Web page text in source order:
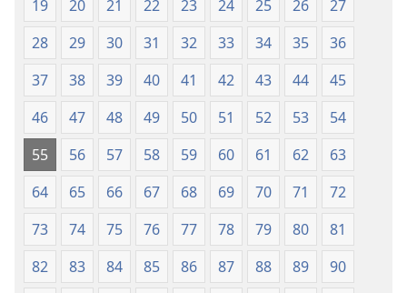
ya
Jalada
Jepesi)
19
20 21 22 23 24 25 26
27
28
29 30 31 32 33 34 35
36
37
38 39 40 41 42 43 44
45
46
47 48 49 50 51 52 53
54
55
56 57 58 59 60 61 62
63
64
65 66 67 68 69 70 71
72
73
74 75 76 77 78 79 80
81
82
83 84 85 86 87 88 89
90